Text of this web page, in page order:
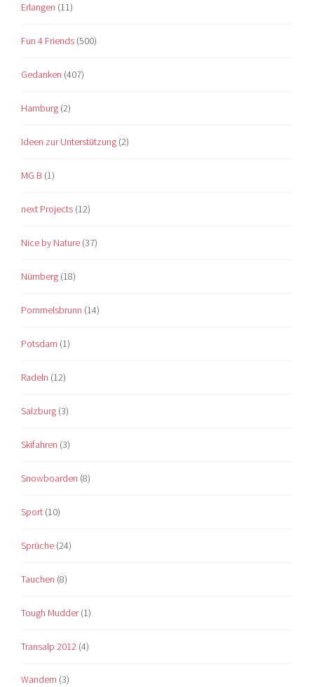
Erlangen (11)
Fun 4 Friends (500)
Gedanken (407)
Hamburg (2)
Ideen zur Unterstützung (2)
MG B (1)
next Projects (12)
Nice by Nature (37)
Nürnberg (18)
Pommelsbrunn (14)
Potsdam (1)
Radeln (12)
Salzburg (3)
Skifahren (3)
Snowboarden (8)
Sport (10)
Sprüche (24)
Tauchen (8)
Tough Mudder(1)
Transalp 2012 (4)
Wandern (3)